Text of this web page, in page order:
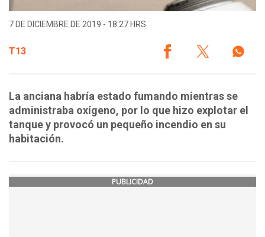
7 DE DICIEMBRE DE 2019 - 18:27 HRS.
T13
La anciana habría estado fumando mientras se
administraba oxígeno, por lo que hizo explotar el
tanque y provocó un pequeño incendio en su
habitación.
PUBLICIDAD